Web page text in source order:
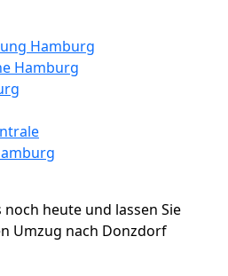
Hamburg
Hamburg
heute und lassen Sie
Umzug nach Donzdorf